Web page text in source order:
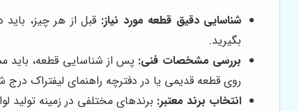
شناسایی دقیق قطعه مورد نیاز: قبل از هر چیز،
بگیرید.
بررسی مشخصات فنی: پس از شناسایی قطعه، باید
روی قطعه قدیمی یا در دفترچه راهنمای لیفتراک
انتخاب برند معتبر: برندهای مختلفی در زمینه تولید